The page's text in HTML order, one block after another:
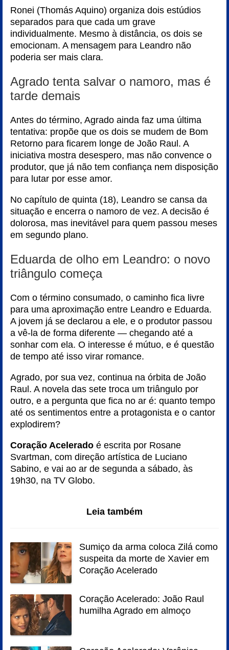
Ronei (Thomás Aquino) organiza dois estúdios
separados para que cada um grave
individualmente. Mesmo à distância, os dois se
emocionam. A mensagem para Leandro não
poderia ser mais clara.
Agrado tenta salvar o namoro, mas é
tarde demais
Antes do término, Agrado ainda faz uma última
tentativa: propõe que os dois se mudem de Bom
Retorno para ficarem longe de João Raul. A
iniciativa mostra desespero, mas não convence o
produtor, que já não tem confiança nem disposição
para lutar por esse amor.
No capítulo de quinta (18), Leandro se cansa da
situação e encerra o namoro de vez. A decisão é
dolorosa, mas inevitável para quem passou meses
em segundo plano.
Eduarda de olho em Leandro: o novo
triângulo começa
Com o término consumado, o caminho fica livre
para uma aproximação entre Leandro e Eduarda.
A jovem já se declarou a ele, e o produtor passou
a vê-la de forma diferente — chegando até a
sonhar com ela. O interesse é mútuo, e é questão
de tempo até isso virar romance.
Agrado, por sua vez, continua na órbita de João
Raul. A novela das sete troca um triângulo por
outro, e a pergunta que fica no ar é: quanto tempo
até os sentimentos entre a protagonista e o cantor
explodirem?
Coração Acelerado é escrita por Rosane
Svartman, com direção artística de Luciano
Sabino, e vai ao ar de segunda a sábado, às
19h30, na TV Globo.
Leia também
Sumiço da arma coloca Zilá como
suspeita da morte de Xavier em
Coração Acelerado
Coração Acelerado: João Raul
humilha Agrado em almoço